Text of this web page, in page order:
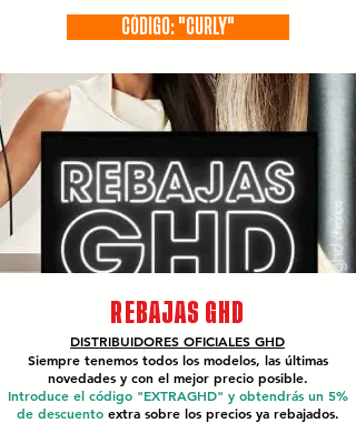
CÓDIGO: "CURLY"
REBAJAS GHD
DISTRIBUIDORES OFICIALES GHD
Siempre tenemos todos los modelos, las últimas
novedades y con el mejor precio posible.
Introduce el código "EXTRAGHD" y obtendrás un 5%
de descuento extra sobre los precios ya rebajados.